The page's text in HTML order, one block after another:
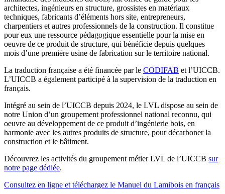
architectes, ingénieurs en structure, grossistes en matériaux
techniques, fabricants d’éléments hors site, entrepreneurs,
charpentiers et autres professionnels de la construction. Il constitue
pour eux une ressource pédagogique essentielle pour la mise en
oeuvre de ce produit de structure, qui bénéficie depuis quelques
mois d’une première usine de fabrication sur le territoire national.
La traduction française a été financée par le CODIFAB et l’UICCB.
L’UICCB a également participé à la supervision de la traduction en
français.
Intégré au sein de l’UICCB depuis 2024, le LVL dispose au sein de
notre Union d’un groupement professionnel national reconnu, qui
oeuvre au développement de ce produit d’ingénierie bois, en
harmonie avec les autres produits de structure, pour décarboner la
construction et le bâtiment.
Découvrez les activités du groupement métier LVL de l’UICCB sur
notre page dédiée.
Consultez en ligne et téléchargez le Manuel du Lamibois en français